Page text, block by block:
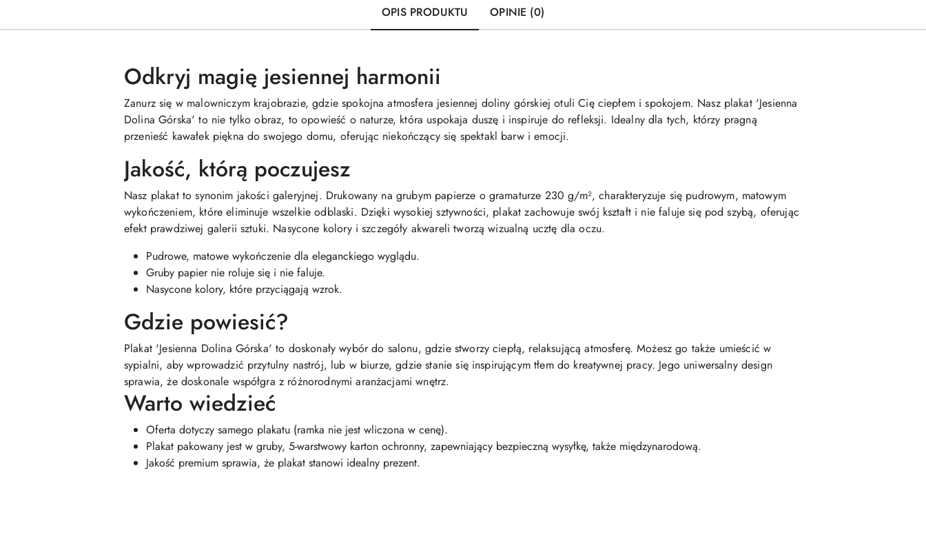
OPIS PRODUKTU OPINIE (0)
Odkryj magię jesiennej harmonii
Zanurz się w malowniczym krajobrazie, gdzie spokojna atmosfera jesiennej doliny górskiej otuli Cię ciepłem i spokojem. Nasz plakat 'Jesienna
Dolina Górska' to nie tylko obraz, to opowieść o naturze, która uspokaja duszę i inspiruje do refleksji. Idealny dla tych, którzy pragną
przenieść kawałek piękna do swojego domu, oferując niekończący się spektakl barw i emocji.
Jakość, którą poczujesz
Nasz plakat to synonim jakości galeryjnej. Drukowany na grubym papierze o gramaturze 230 g/m², charakteryzuje się pudrowym, matowym
wykończeniem, które eliminuje wszelkie odblaski. Dzięki wysokiej sztywności, plakat zachowuje swój kształt i nie faluje się pod szybą, oferując
efekt prawdziwej galerii sztuki. Nasycone kolory i szczegóły akwareli tworzą wizualną ucztę dla oczu.
Pudrowe, matowe wykończenie dla eleganckiego wyglądu.
Gruby papier nie roluje się i nie faluje.
Nasycone kolory, które przyciągają wzrok.
Gdzie powiesić?
Plakat 'Jesienna Dolina Górska' to doskonały wybór do salonu, gdzie stworzy ciepłą, relaksującą atmosferę. Możesz go także umieścić w
sypialni, aby wprowadzić przytulny nastrój, lub w biurze, gdzie stanie się inspirującym tłem do kreatywnej pracy. Jego uniwersalny design
sprawia, że doskonale współgra z różnorodnymi aranżacjami wnętrz.
Warto wiedzieć
Oferta dotyczy samego plakatu (ramka nie jest wliczona w cenę).
Plakat pakowany jest w gruby, 5-warstwowy karton ochronny, zapewniający bezpieczną wysyłkę, także międzynarodową.
Jakość premium sprawia, że plakat stanowi idealny prezent.